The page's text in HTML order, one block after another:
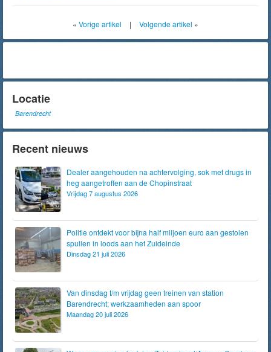
« Vorige artikel | Volgende artikel »
Locatie
Barendrecht
Recent nieuws
Dealer aangehouden na achtervolging, sok met drugs in
heg aangetroffen aan de Chopinstraat
Vrijdag 7 augustus 2026
Politie ontdekt voor bijna half miljoen euro aan gestolen
spullen in loods aan het Zuideinde
Dinsdag 21 juli 2026
Van dinsdag t/m vrijdag geen treinen van station
Barendrecht; werkzaamheden aan spoor
Maandag 20 juli 2026